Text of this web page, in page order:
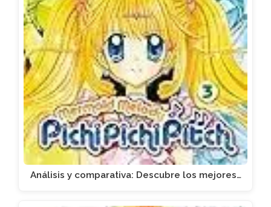
Análisis y comparativa: Descubre los mejores…